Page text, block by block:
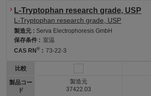
L-Tryptophan research grade, USP
L-Tryptophan research grade, USP
製造元 : Serva Electrophoresis GmbH
保存条件 : 室温
CAS RN® : 73-22-3
比較
製品コー
ド
製造元
37422.03